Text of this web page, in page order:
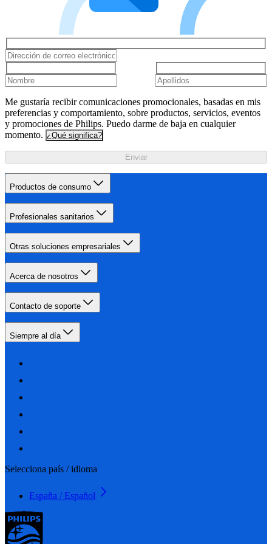
Me gustaría recibir comunicaciones promocionales, basadas en mis
preferencias y comportamiento, sobre productos, servicios, eventos
y promociones de Philips. Puedo darme de baja en cualquier
momento. ¿Qué significa?
Enviar
Productos de consumo
Profesionales sanitarios
Otras soluciones empresariales
Acerca de nosotros
Contacto de soporte
Siempre al día
Selecciona país / idioma
España / Español